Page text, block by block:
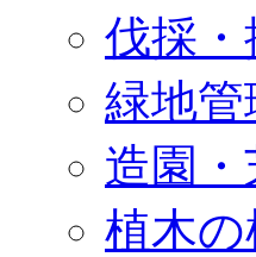
伐採・
緑地管
造園
植木